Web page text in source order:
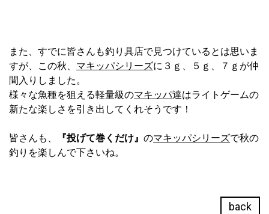
また、すでに皆さんも釣り具店で見つけているとは思いま
すが、この秋、 マキッパシリーズに３ｇ、５ｇ、７ｇが仲
間入りしました。
様々な魚種を狙える軽量級のマキッパ達はライトゲームの
新たな楽しさを引き出してくれそうです！
皆さんも、 『投げて巻くだけ』 のマキッパシリーズで秋の
釣りを楽しんで下さいね。
back